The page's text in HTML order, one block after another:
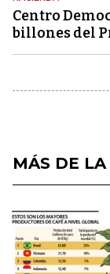
Centro
billones del
MÁS DE